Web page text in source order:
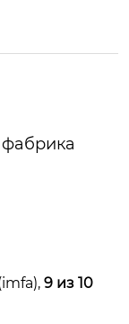
9 из 10